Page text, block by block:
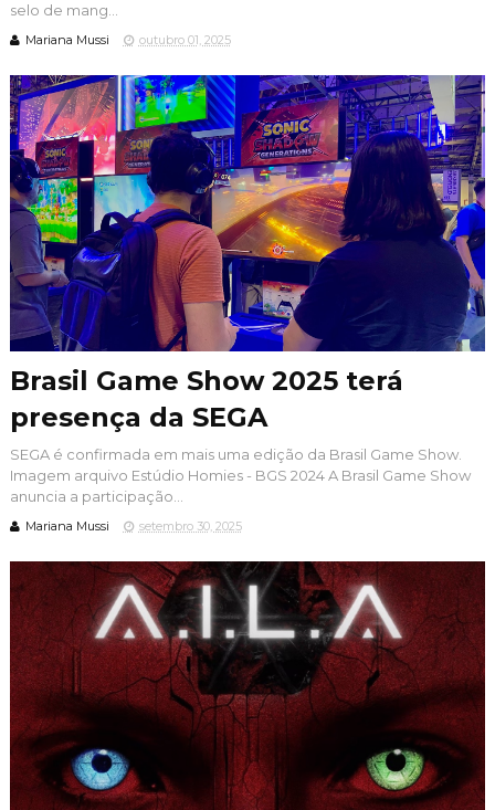
selo de mang...
Mariana Mussi outubro 01, 2025
Brasil Game Show 2025 terá
presença da SEGA
SEGA é confirmada em mais uma edição da Brasil Game Show.
Imagem arquivo Estúdio Homies - BGS 2024 A Brasil Game Show
anuncia a participação...
Mariana Mussi setembro 30, 2025